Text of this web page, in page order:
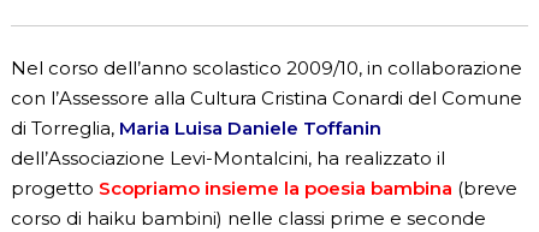
Nel corso dell’anno scolastico 2009/10, in collaborazione
con l’Assessore alla Cultura Cristina Conardi del Comune
di Torreglia, Maria Luisa Daniele Toffanin
dell’Associazione Levi-Montalcini, ha realizzato il
progetto Scopriamo insieme la poesia bambina (breve
corso di haiku bambini) nelle classi prime e seconde